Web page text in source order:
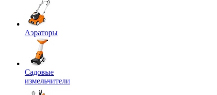
Аэраторы
Садовые
измельчители